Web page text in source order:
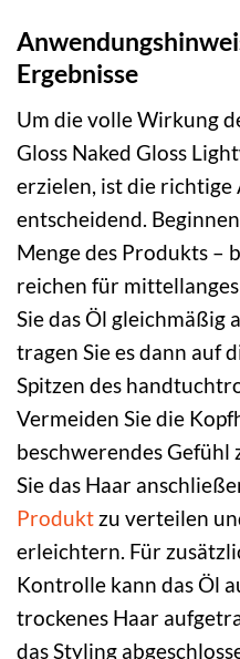
Ergebnisse
Um die volle Wirkung
Gloss Naked Gloss
erzielen, ist die richtige
entscheidend.
Menge des Produkts –
reichen für
Sie das Öl gleichmäßig
tragen Sie es dann auf
Spitzen des
Vermeiden Sie die
beschwerendes
Sie das Haar
Produkt zu verteilen
erleichtern. Für
Kontrolle kann das Öl
trockenes Haar
das Styling